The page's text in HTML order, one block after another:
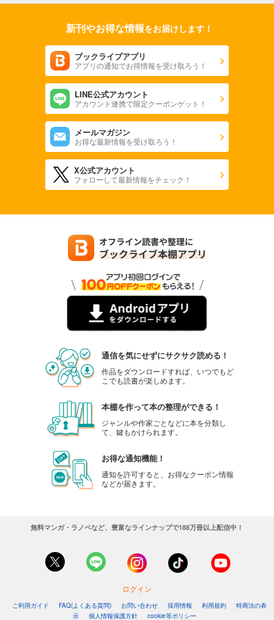
新刊やお得な情報をお届けします！
ブックライブアプリ
アプリの通知でお得情報を受け取ろう！
LINE公式アカウント
アカウント連携で限定クーポンゲット！
メールマガジン
お得な最新情報を受け取ろう！
X公式アカウント
フォローして最新情報をチェック！
通信を気にせずにサクサク読める！
作品をダウンロードすれば、いつでもど
こでも読書が楽しめます。
本棚を作って本の整理ができる！
ジャンルや作家ごとなどに本を分類し
て、鍵もかけられます。
お得な通知機能！
通知を許可すると、お得なクーポン情報
などが届きます。
無料マンガ・ラノベなど、豊富なラインナップで188万冊以上配信中！
ログイン
ご利用ガイド FAQ(よくある質問) お問い合わせ 採用情報 利用規約
特商法の表
示
個人情報保護方針 cookie等ポリシー